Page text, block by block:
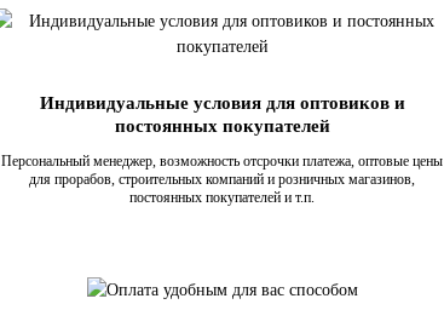
Индивидуальные условия для оптовиков и
постоянных покупателей
Персональный менеджер, возможность отсрочки платежа, оптовые цены
для прорабов, строительных компаний и розничных магазинов,
постоянных покупателей и т.п.